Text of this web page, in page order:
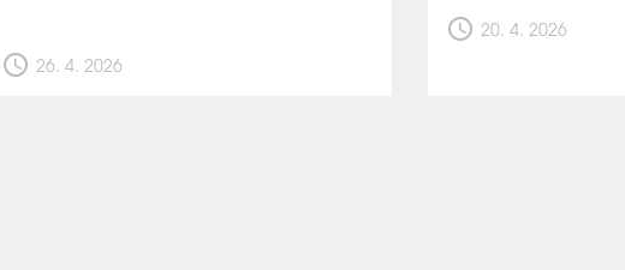
schedule 26. 4. 2026
schedule 20. 4. 2026